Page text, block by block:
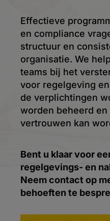
Effectieve
en compliance
structuur en
organisatie. We
teams bij het
voor regelgeving
de verplichtingen
worden beheerd
vertrouwen kan
Bent u klaar voor
regelgevings- en
Neem contact op
behoeften te